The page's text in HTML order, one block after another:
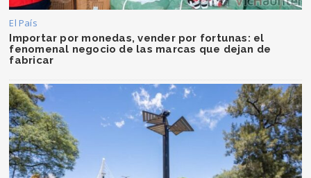
El País
Importar por monedas, vender por fortunas: el
fenomenal negocio de las marcas que dejan de
fabricar